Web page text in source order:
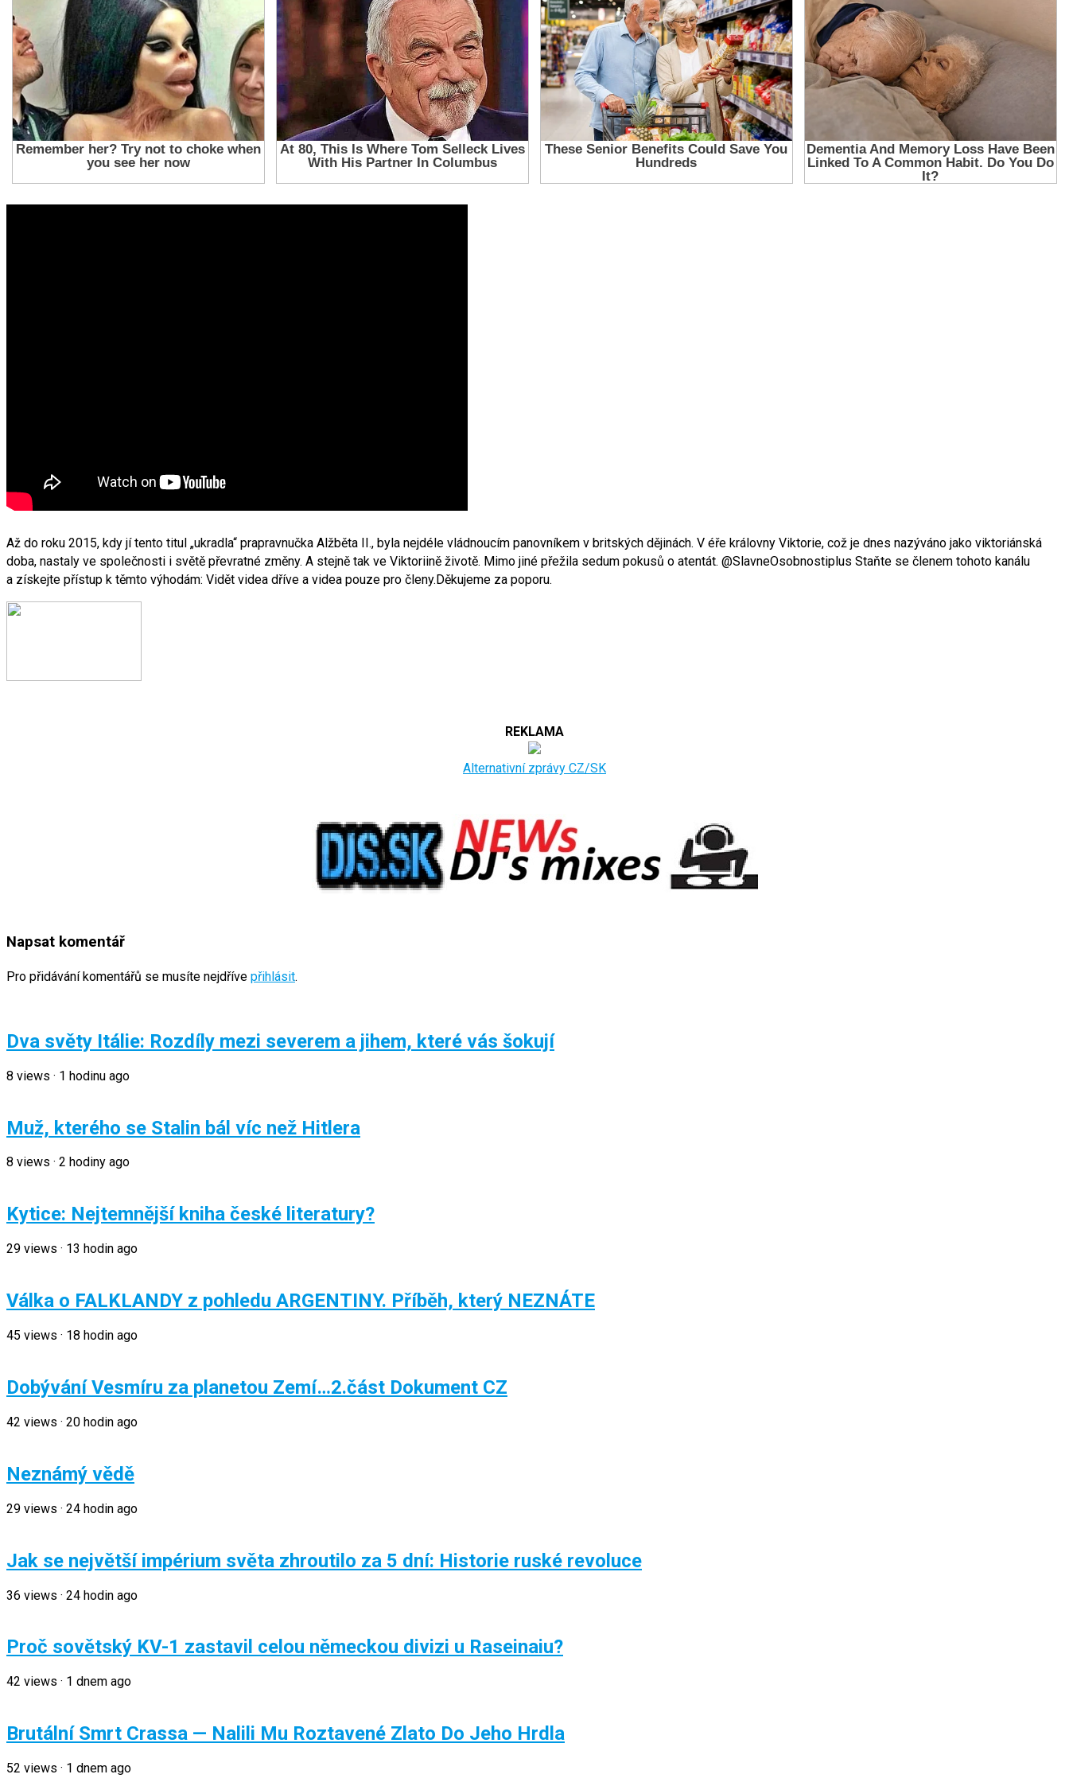
Až do roku 2015, kdy jí tento titul „ukradla“ prapravnučka Alžběta II., byla nejdéle vládnoucím panovníkem v britských dějinách. V éře královny Viktorie, což je dnes nazýváno jako viktoriánská
doba, nastaly ve společnosti i světě převratné změny. A stejně tak ve Viktoriině životě. Mimo jiné přežila sedum pokusů o atentát. @SlavneOsobnostiplus Staňte se členem tohoto kanálu
a získejte přístup k těmto výhodám: Vidět videa dříve a videa pouze pro členy.Děkujeme za poporu.
REKLAMA
Alternativní zprávy CZ/SK
Napsat komentář
Pro přidávání komentářů se musíte nejdříve přihlásit.
Dva světy Itálie: Rozdíly mezi severem a jihem, které vás šokují
8 views · 1 hodinu ago
Muž, kterého se Stalin bál víc než Hitlera
8 views · 2 hodiny ago
Kytice: Nejtemnější kniha české literatury?
29 views · 13 hodin ago
Válka o FALKLANDY z pohledu ARGENTINY. Příběh, který NEZNÁTE
45 views · 18 hodin ago
Dobývání Vesmíru za planetou Zemí…2.část Dokument CZ
42 views · 20 hodin ago
Neznámý vědě
29 views · 24 hodin ago
Jak se největší impérium světa zhroutilo za 5 dní: Historie ruské revoluce
36 views · 24 hodin ago
Proč sovětský KV-1 zastavil celou německou divizi u Raseinaiu?
42 views · 1 dnem ago
Brutální Smrt Crassa — Nalili Mu Roztavené Zlato Do Jeho Hrdla
52 views · 1 dnem ago